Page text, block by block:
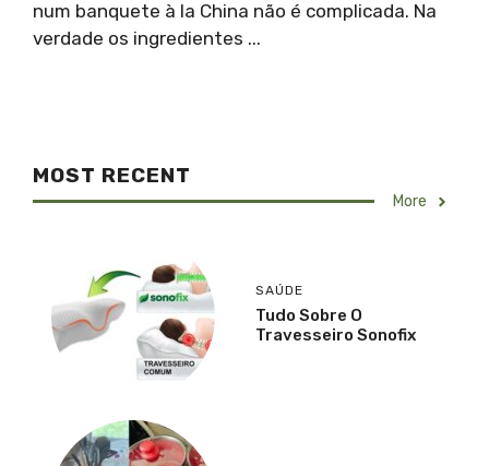
num banquete à la China não é complicada. Na
verdade os ingredientes ...
MOST RECENT
More
SAÚDE
Tudo Sobre O
Travesseiro Sonofix